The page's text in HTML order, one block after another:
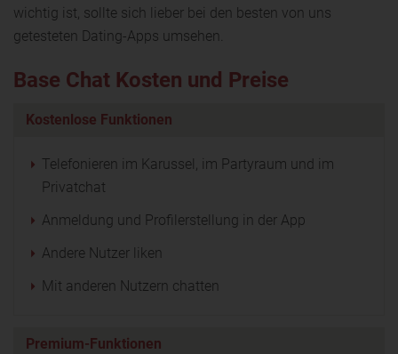
wichtig ist, sollte sich lieber bei den besten von uns
getesteten Dating-Apps umsehen.
Base Chat Kosten und Preise
Kostenlose Funktionen
Telefonieren im Karussel, im Partyraum und im
Privatchat
Anmeldung und Profilerstellung in der App
Andere Nutzer liken
Mit anderen Nutzern chatten
Premium-Funktionen